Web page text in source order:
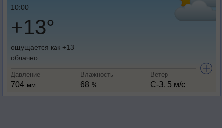
10:00
+13°
ощущается как +13
облачно
Давление
704 мм
Влажность
68 %
Ветер
С-З, 5 м/с